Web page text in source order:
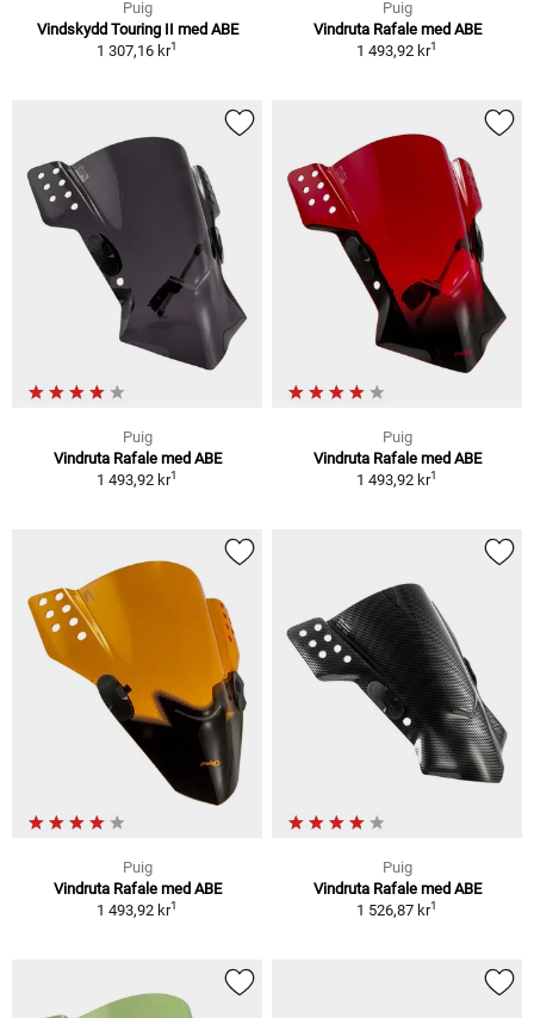
Puig
Vindskydd Touring II med ABE
1 307,16 kr1
Puig
Vindruta Rafale med ABE
1 493,92 kr1
Puig
Vindruta Rafale med ABE
1 493,92 kr1
Puig
Vindruta Rafale med ABE
1 493,92 kr1
Puig
Vindruta Rafale med ABE
1 493,92 kr1
Puig
Vindruta Rafale med ABE
1 526,87 kr1